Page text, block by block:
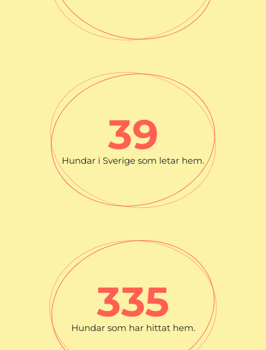
Hundar i Sverige som letar hem.
39
Hundar som har hittat hem.
335